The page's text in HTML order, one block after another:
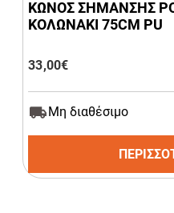
ΚΩΝΟΣ ΣΗΜΑΝΣΗΣ
ΚΟΛΩΝΑΚΙ 75CM PU
33,00€
Μη διαθέσιμο